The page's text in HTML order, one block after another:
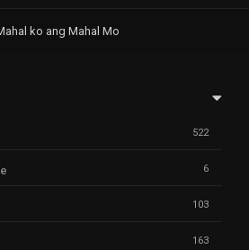
ko ang Mahal Mo
522
6
103
163